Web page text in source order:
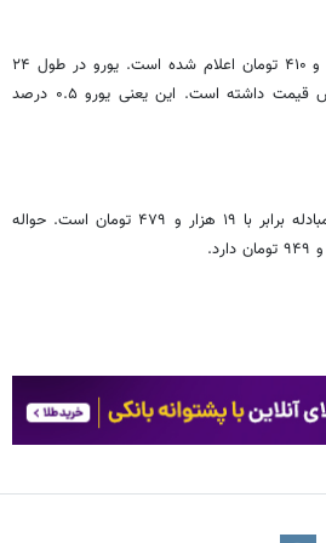
بهای یورو در بازار آزاد ۱۰۳ هزار و ۴۱۰ تومان اعلام شده است. یورو در طول ۲۴
ساعت گذشته ۶۰۰ تومان افزایش قیمت داشته است. این یعنی یورو ۰.۵ درصد
قیمت اسکناس درهم در مرکز مبادله برابر با ۱۹ هزار و ۴۷۹ تومان است. حواله